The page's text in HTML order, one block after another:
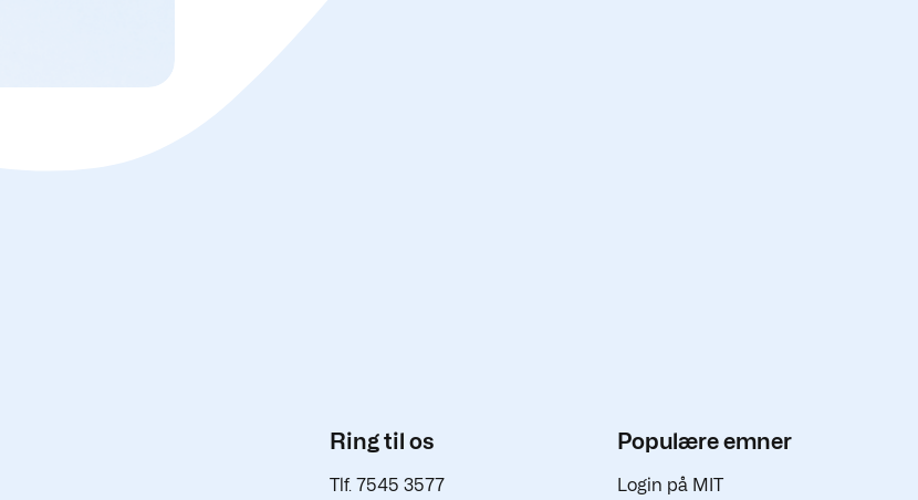
Ring til os
Tlf. 7545 3577
Populære emner
Login på MIT